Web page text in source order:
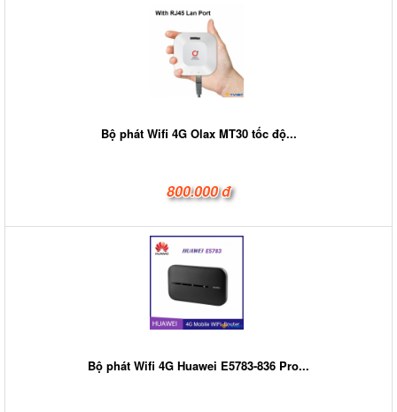
Bộ phát Wifi 4G Olax MT30 tốc độ...
800.000 đ
Bộ phát Wifi 4G Huawei E5783-836 Pro...